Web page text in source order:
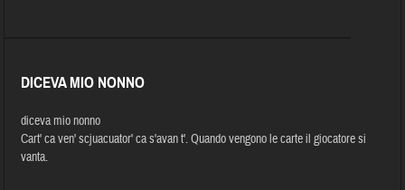
DICEVA MIO NONNO
diceva mio nonno
Cart' ca ven' scjuacuator' ca s'avan t'. Quando vengono le carte il giocatore si
vanta.